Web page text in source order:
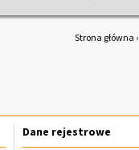
Strona główna ›
Dane rejestrowe